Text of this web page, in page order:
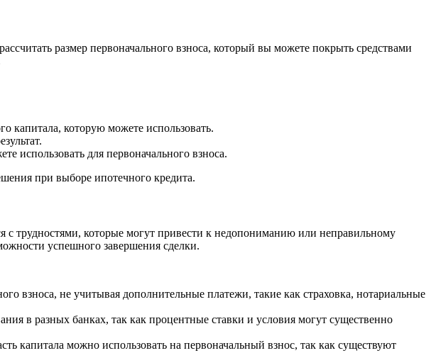
размер первоначального взноса, который вы можете покрыть средствами
капитала, которую можете использовать.
использовать для первоначального взноса.
при выборе ипотечного кредита.
с трудностями, которые могут привести к недопониманию или неправильному
успешного завершения сделки.
взноса, не учитывая дополнительные платежи, такие как страховка, нотариальные
в разных банках, так как процентные ставки и условия могут существенно
капитала можно использовать на первоначальный взнос, так как существуют